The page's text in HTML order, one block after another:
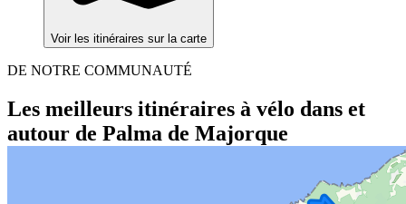
Voir les itinéraires sur la carte
DE NOTRE COMMUNAUTÉ
Les meilleurs itinéraires à vélo dans et
autour de Palma de Majorque